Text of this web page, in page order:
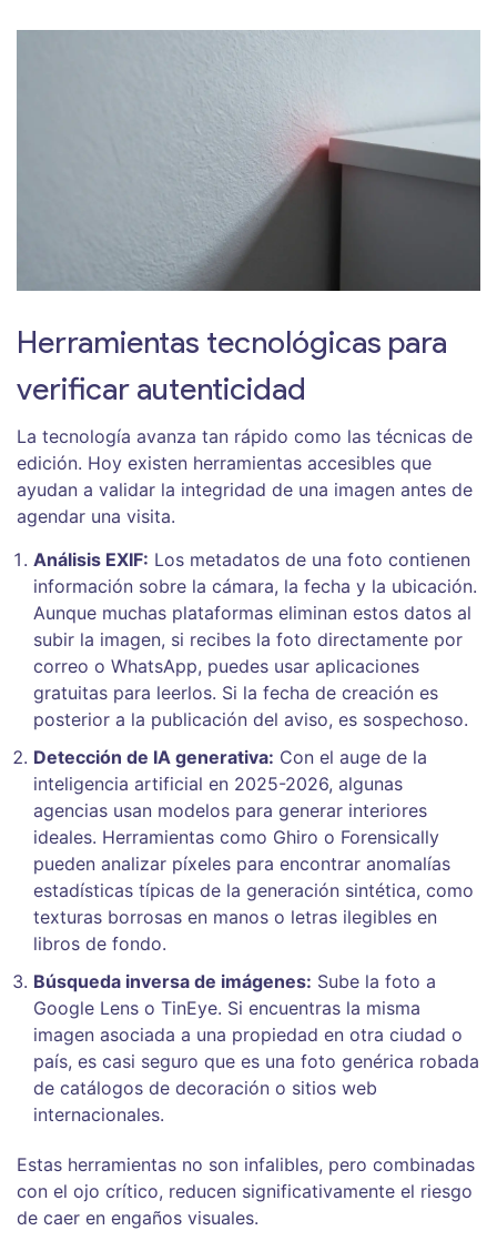
Herramientas tecnológicas para
verificar autenticidad
La tecnología avanza tan rápido como las técnicas de
edición. Hoy existen herramientas accesibles que
ayudan a validar la integridad de una imagen antes de
agendar una visita.
Análisis EXIF: Los metadatos de una foto contienen
información sobre la cámara, la fecha y la ubicación.
Aunque muchas plataformas eliminan estos datos al
subir la imagen, si recibes la foto directamente por
correo o WhatsApp, puedes usar aplicaciones
gratuitas para leerlos. Si la fecha de creación es
posterior a la publicación del aviso, es sospechoso.
Detección de IA generativa: Con el auge de la
inteligencia artificial en 2025-2026, algunas
agencias usan modelos para generar interiores
ideales. Herramientas como Ghiro o Forensically
pueden analizar píxeles para encontrar anomalías
estadísticas típicas de la generación sintética, como
texturas borrosas en manos o letras ilegibles en
libros de fondo.
Búsqueda inversa de imágenes: Sube la foto a
Google Lens o TinEye. Si encuentras la misma
imagen asociada a una propiedad en otra ciudad o
país, es casi seguro que es una foto genérica robada
de catálogos de decoración o sitios web
internacionales.
Estas herramientas no son infalibles, pero combinadas
con el ojo crítico, reducen significativamente el riesgo
de caer en engaños visuales.